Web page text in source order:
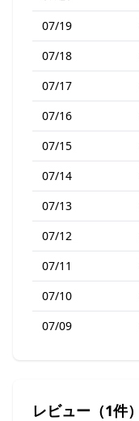
07/19
07/18
07/17
07/16
07/15
07/14
07/13
07/12
07/11
07/10
07/09
レビュー（1件）